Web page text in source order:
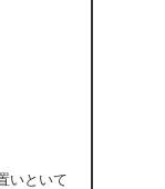
いといて